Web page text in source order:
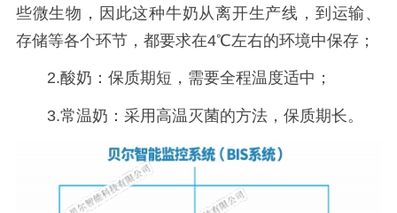
些微生物，因此这种牛奶从离开生产线，到运输、
存储等各个环节，都要求在4℃左右的环境中保存；
2.酸奶：保质期短，需要全程温度适中；
3.常温奶：采用高温灭菌的方法，保质期长。